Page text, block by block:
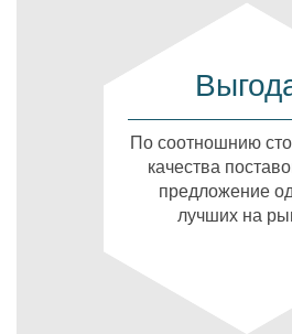
По соотношнию
качества
предложение
лучших на